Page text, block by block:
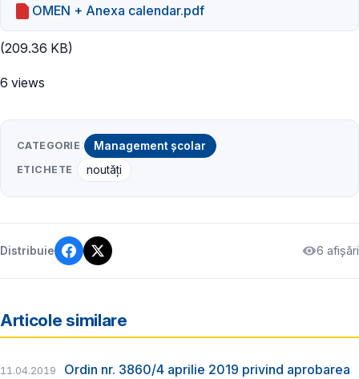
OMEN + Anexa calendar.pdf
(209.36 KB)
6 views
CATEGORIE Management școlar
ETICHETE noutăți
Distribuie 6 afișări
Articole similare
11.04.2019
Ordin nr. 3860/4 aprilie 2019 privind aprobarea